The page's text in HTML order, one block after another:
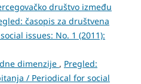
društvo između
časopis za društvena
issues: No. 1 (2011):
dimenzije , Pregled:
/ Periodical for social